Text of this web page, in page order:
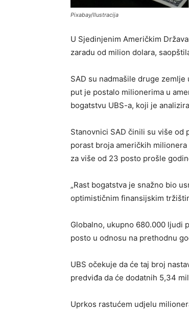
Pixabay/Ilustracija
U Sjedinjenim Američkim
zaradu od milion dolara,
SAD su nadmašile druge
put je postalo milionerima u
bogatstvu UBS-a, koji je
Stanovnici SAD činili su više
porast broja američkih
za više od 23 posto prošle
„Rast bogatstva je snažno bio
optimističnim finansijskim
Globalno, ukupno 680.000 ljudi
posto u odnosu na prethodnu
UBS očekuje da će taj broj
predviđa da će dodatnih 5,34
Uprkos rastućem udjelu